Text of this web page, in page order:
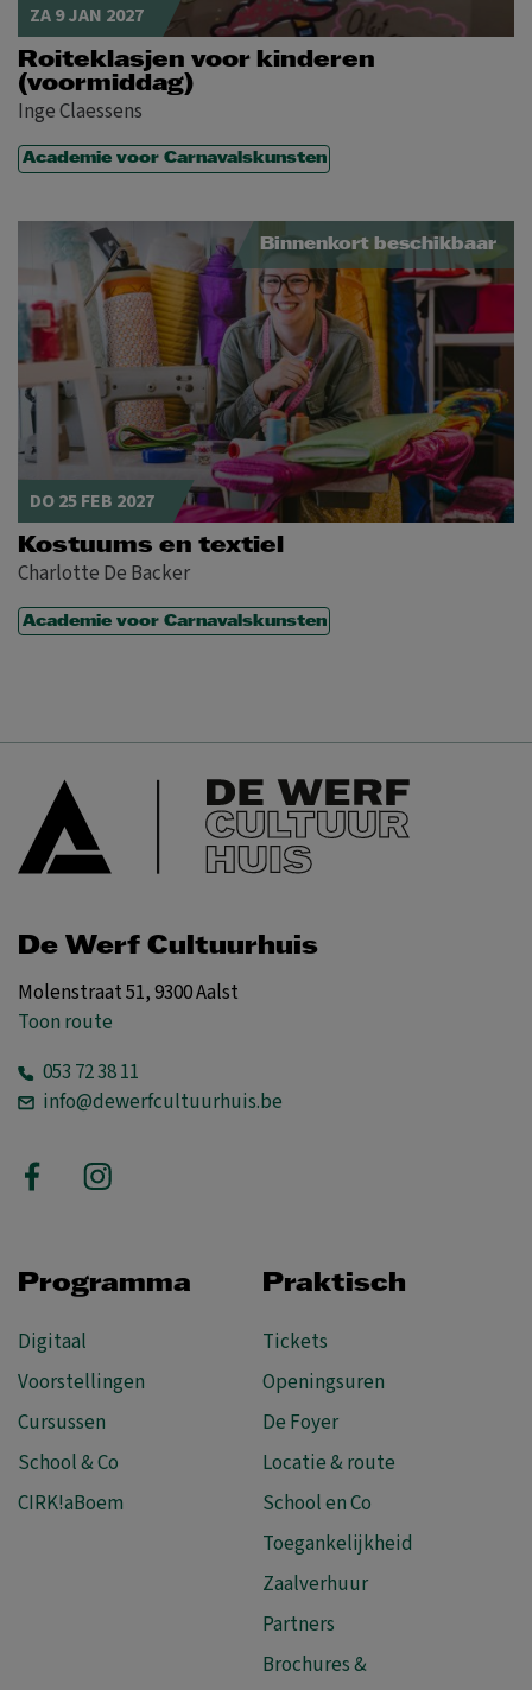
ZA 9 JAN 2027
Roiteklasjen voor kinderen
(voormiddag)
Inge Claessens
Academie voor Carnavalskunsten
Binnenkort beschikbaar
DO 25 FEB 2027
Kostuums en textiel
Charlotte De Backer
Academie voor Carnavalskunsten
De Werf Cultuurhuis
Molenstraat 51, 9300 Aalst
Toon route
053 72 38 11
info@dewerfcultuurhuis.be
Programma
Digitaal
Voorstellingen
Cursussen
School & Co
CIRK!aBoem
Praktisch
Tickets
Openingsuren
De Foyer
Locatie & route
School en Co
Toegankelijkheid
Zaalverhuur
Partners
Brochures &